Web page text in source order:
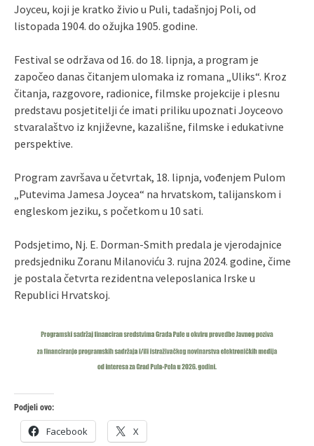
Joyceu, koji je kratko živio u Puli, tadašnjoj Poli, od
listopada 1904. do ožujka 1905. godine.
Festival se održava od 16. do 18. lipnja, a program je
započeo danas čitanjem ulomaka iz romana „Uliks“. Kroz
čitanja, razgovore, radionice, filmske projekcije i plesnu
predstavu posjetitelji će imati priliku upoznati Joyceovo
stvaralaštvo iz književne, kazališne, filmske i edukativne
perspektive.
Program završava u četvrtak, 18. lipnja, vođenjem Pulom
„Putevima Jamesa Joycea“ na hrvatskom, talijanskom i
engleskom jeziku, s početkom u 10 sati.
Podsjetimo, Nj. E. Dorman-Smith predala je vjerodajnice
predsjedniku Zoranu Milanoviću 3. rujna 2024. godine, čime
je postala četvrta rezidentna veleposlanica Irske u
Republici Hrvatskoj.
Podjeli ovo:
Facebook X